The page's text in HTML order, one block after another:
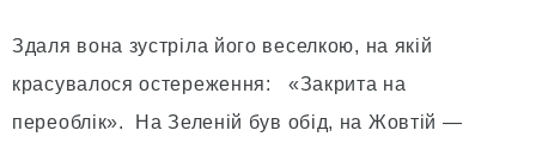
Здаля вона зустріла його веселкою, на якій
красувалося остереження: «Закрита на
переоблік». На Зеленій був обід, на Жовтій —